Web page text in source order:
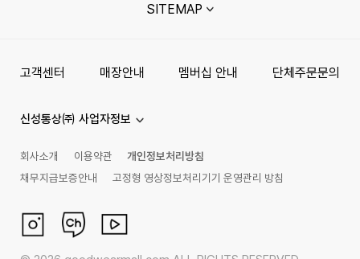
SITEMAP
고객센터 매장안내 멤버십 안내 단체주문문의
신성통상㈜ 사업자정보
회사소개 이용약관
개인정보처리방침
채무지급보증안내
고정형 영상정보처리기기 운영관리 방침